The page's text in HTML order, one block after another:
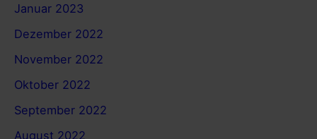
Januar 2023
Dezember 2022
November 2022
Oktober 2022
September 2022
August 2022